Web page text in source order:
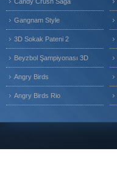
Gangnam Style
3D Sokak Pateni 2
Beyzbol Şampiyonası 3D
Angry Birds
Angry Birds Rio